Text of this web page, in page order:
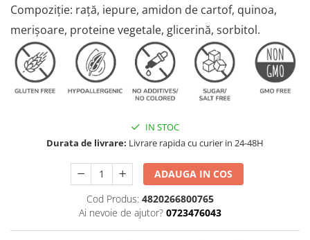
AFECTIUNI OCULARE
AFECTIUNI URINARE
IMUNITATE
LAPTE PRAF
AFECTIUNI OCULARE
AFECTIUNI URINARE
IMUNITATE
LAPTE PRAF
‍Compoziție: rață, iepure, amidon de cartof, quinoa,
merișoare, proteine vegetale, glicerină, sorbitol.
IN STOC
Durata de livrare: Livrare rapida cu curier in 24-48H
ADAUGA IN COS
Cod Produs: 4820266800765
Ai nevoie de ajutor? 0723476043